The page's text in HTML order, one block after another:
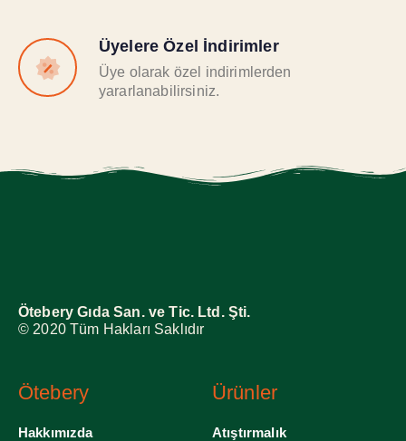
Üyelere Özel İndirimler
Üye olarak özel indirimlerden
yararlanabilirsiniz.
Ötebery Gıda San. ve Tic. Ltd. Şti.
© 2020 Tüm Hakları Saklıdır
Ötebery
Hakkımızda
Ürünler
Atıştırmalık